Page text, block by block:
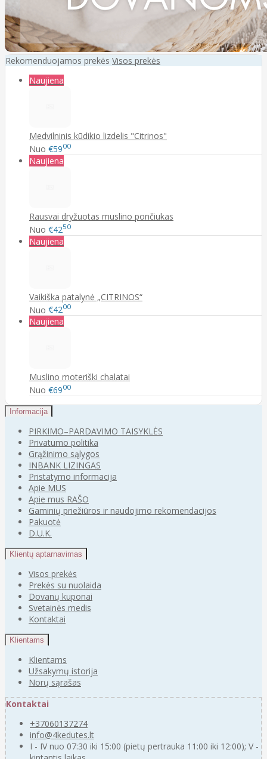
Rekomenduojamos prekės Visos prekės
Naujiena
Medvilninis kūdikio lizdelis "Citrinos"
Nuo €5900
Naujiena
Rausvai dryžuotas muslino pončiukas
Nuo €4250
Naujiena
Vaikiška patalynė „CITRINOS“
Nuo €4200
Naujiena
Muslino moteriški chalatai
Nuo €6900
Informacija
PIRKIMO–PARDAVIMO TAISYKLĖS
Privatumo politika
Grąžinimo sąlygos
INBANK LIZINGAS
Pristatymo informacija
Apie MUS
Apie mus RAŠO
Gaminių priežiūros ir naudojimo rekomendacijos
Pakuotė
D.U.K.
Klientų aptarnavimas
Visos prekės
Prekės su nuolaida
Dovanų kuponai
Svetainės medis
Kontaktai
Klientams
Klientams
Užsakymų istorija
Norų sąrašas
Kontaktai
+37060137274
info@4kedutes.lt
I - IV nuo 07:30 iki 15:00 (pietų pertrauka 11:00 iki 12:00); V -